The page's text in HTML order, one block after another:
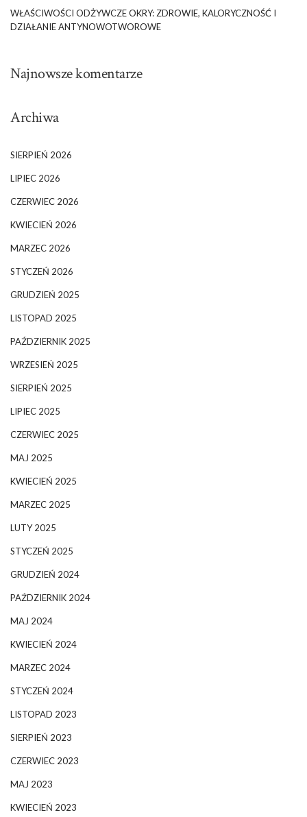
WŁAŚCIWOŚCI ODŻYWCZE OKRY: ZDROWIE, KALORYCZNOŚĆ I
DZIAŁANIE ANTYNOWOTWOROWE
Najnowsze komentarze
Archiwa
SIERPIEŃ 2026
LIPIEC 2026
CZERWIEC 2026
KWIECIEŃ 2026
MARZEC 2026
STYCZEŃ 2026
GRUDZIEŃ 2025
LISTOPAD 2025
PAŹDZIERNIK 2025
WRZESIEŃ 2025
SIERPIEŃ 2025
LIPIEC 2025
CZERWIEC 2025
MAJ 2025
KWIECIEŃ 2025
MARZEC 2025
LUTY 2025
STYCZEŃ 2025
GRUDZIEŃ 2024
PAŹDZIERNIK 2024
MAJ 2024
KWIECIEŃ 2024
MARZEC 2024
STYCZEŃ 2024
LISTOPAD 2023
SIERPIEŃ 2023
CZERWIEC 2023
MAJ 2023
KWIECIEŃ 2023